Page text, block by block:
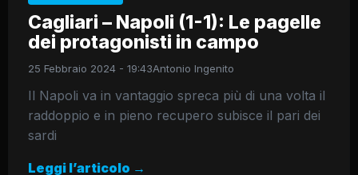
Cagliari – Napoli (1-1): Le pagelle
dei protagonisti in campo
25 Febbraio 2024 - 19:43Antonio Ingenito
Il Napoli va in vantaggio spreca più di una volta il
raddoppio e in pieno recupero subisce il pari dei
sardi
Leggi l’articolo →